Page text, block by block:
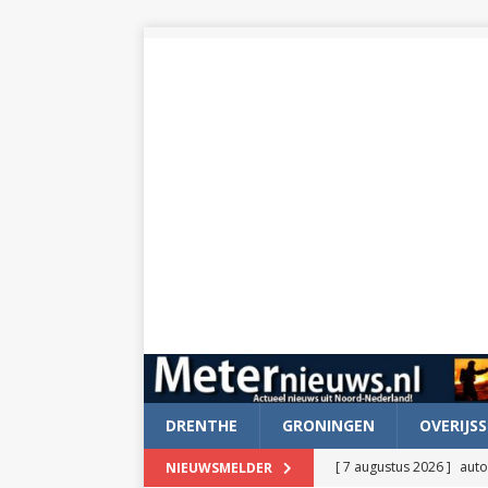
DRENTHE GRONINGEN
NIEUWSMELDER [ 7 augustus 2026 ]